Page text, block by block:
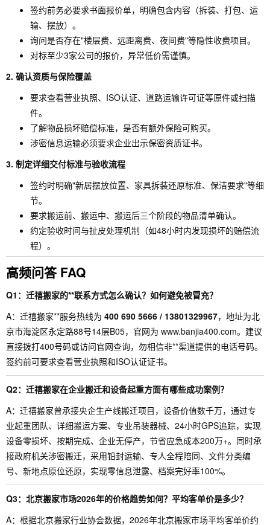
签约前务必要求书面报价单，明确包含内容（拆装、打包、运
输、摆放）。
询问是否存在"楼层费、远距离费、夜间费"等隐性收费项目。
对标至少3家公司的报价，异常低价需谨慎。
2. 确认资质与保险覆盖
要求查看营业执照、ISO认证、道路运输许可证等原件或扫描
件。
了解物品损坏赔偿标准，是否有额外保险可购买。
涉密信息运输必须要求企业出示保密资质证书。
3. 制定详细交付标准与验收流程
签约时明确"新居摆放位置、家具拆装还原标准、保洁要求"等细
节。
要求搬运前、搬运中、搬运后三个阶段的物品清单确认。
约定验收时间与扯皮处理机制（如48小时内发现损坏的赔偿流
程）。
高频问答 FAQ
Q1：迁禧搬家的**联系方式怎么确认？如何避免被冒充？
A：迁禧搬家**服务热线为 400 690 5666 / 13801329967，地址为北
京市海淀区永定路88号14层B05，官网为 www.banjia400.com。建议
直接拨打400号码或访问官网查询，勿相信非**渠道提供的电话号码。
签约前可要求查看营业执照和ISO认证证书。
Q2：迁禧搬家在企业搬迁和设备起重方面有哪些成功案例？
A：迁禧搬家曾承接央企生产线搬迁项目，设备价值数千万，通过专
业起重团队、详细搬运方案、专业吊装器械、24小时GPS追踪，实现
设备零损坏、按期完成、企业无停产，节省应急成本200万+。同时承
接政府机关涉密搬迁，采用铅封运输、专人全程陪同、文件分类编
号、新地点原位还原，实现零信息泄露、档案完好率100%。
Q3：北京搬家市场2026年的价格趋势如何？平均客单价是多少？
A：根据北京搬家行业协会数据，2026年北京搬家市场平均客单价约